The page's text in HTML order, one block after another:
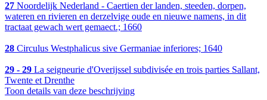
27 Noordelijk Nederland - Caertien der landen, steeden, dorpen,
wateren en rivieren en derzelvige oude en nieuwe namens, in dit
tractaat gewach wert gemaect.; 1660
28 Circulus Westphalicus sive Germaniae inferiores; 1640
29 - 29 La seigneurie d'Overijssel subdivisée en trois parties Sallant,
Twente et Drenthe
Toon details van deze beschrijving